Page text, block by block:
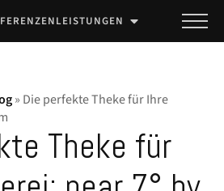
LEISTUNGEN
» Die perfekte Theke für Ihre
Theke für